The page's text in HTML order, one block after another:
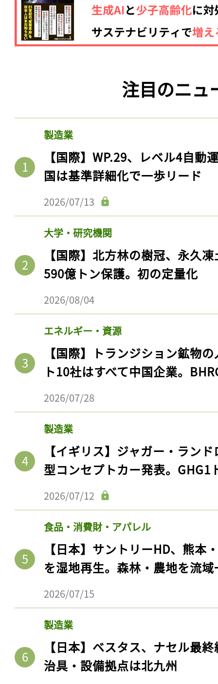
注目のニュ
製造業
【国際】WP.29、レベル4自動
国は基準詳細化で一歩リード
2026/07/13
大学・研究機関
【国際】北方林の樹冠、永久
590億トン保護。初の定量化
2026/08/04
エネルギー・資源
【国際】トランジション鉱物
ト10社はすべて中国企業。
2026/07/28
製造業
【イギリス】ジャガー・ラン
型コンセプトカー発表。GHG1
2026/07/12
食品・消費財・アパレル
【日本】サントリーHD、熊本
を湿地再生。森林・農地を流
2026/07/15
製造業
【日本】ベスタス、ナセル最
治具・設備拠点は北九州
記事をお気に入りに
ログインが必
ログイン